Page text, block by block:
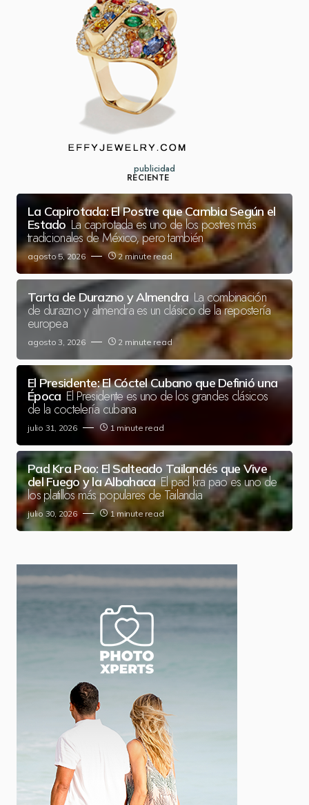
publicidad
RECIENTE
La Capirotada: El Postre que Cambia Según el
Estado La capirotada es uno de los postres más
tradicionales de México, pero también
agosto 5, 2026 2 minute read
Tarta de Durazno y Almendra La combinación
de durazno y almendra es un clásico de la repostería
europea
agosto 3, 2026 2 minute read
El Presidente: El Cóctel Cubano que Definió una
Época El Presidente es uno de los grandes clásicos
de la coctelería cubana
julio 31, 2026 1 minute read
Pad Kra Pao: El Salteado Tailandés que Vive
del Fuego y la Albahaca El pad kra pao es uno de
los platillos más populares de Tailandia
julio 30, 2026 1 minute read